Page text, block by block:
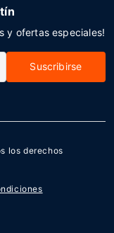
y ofertas especiales!
Suscribirse
los derechos